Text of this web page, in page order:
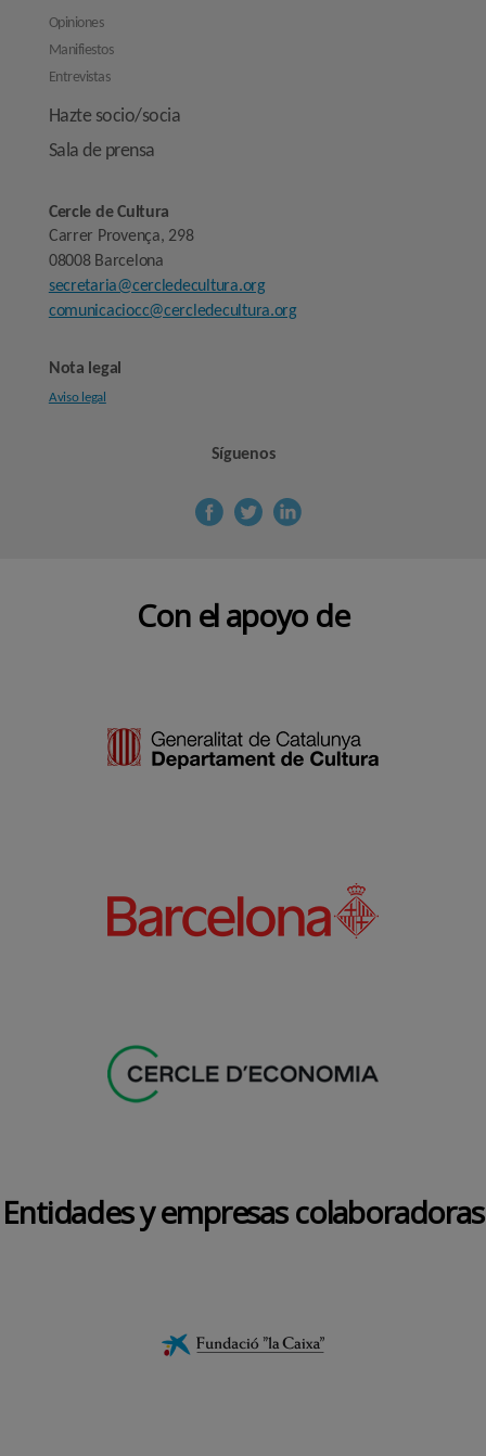
Opiniones
Manifiestos
Entrevistas
Hazte socio/socia
Sala de prensa
Cercle de Cultura
Carrer Provença, 298
08008 Barcelona
secretaria@cercledecultura.org
comunicaciocc@cercledecultura.org
Nota legal
Aviso legal
Síguenos
Con el apoyo de
Entidades y empresas colaboradoras